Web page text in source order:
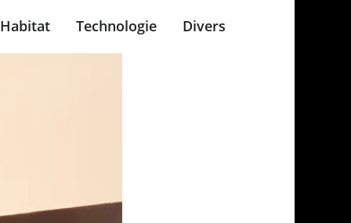
Habitat Technologie Divers